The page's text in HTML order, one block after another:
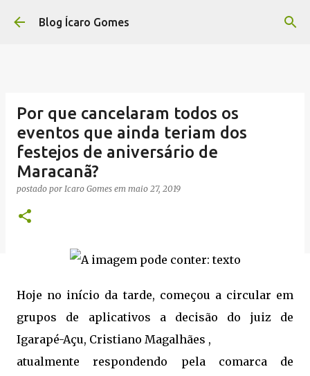
Pular para o conteúdo principal
Blog Ícaro Gomes
Por que cancelaram todos os
eventos que ainda teriam dos
festejos de aniversário de
Maracanã?
postado por Icaro Gomes em maio 27, 2019
Hoje no início da tarde, começou a circular em
grupos de aplicativos a decisão do juiz de
Igarapé-Açu, Cristiano Magalhães ,
atualmente respondendo pela comarca de